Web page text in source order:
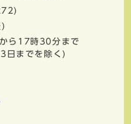
ら17時30分まで
日までを除く)